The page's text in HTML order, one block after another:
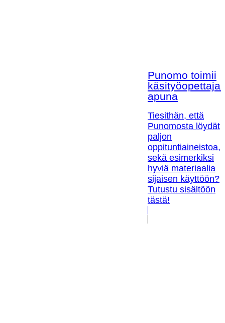
Punomo toimii
apuna
Tiesithän, että
Punomosta löydät
paljon
oppituntiaineistoa,
sekä esimerkiksi
hyviä materiaalia
sijaisen käyttöön?
Tutustu sisältöön
tästä!